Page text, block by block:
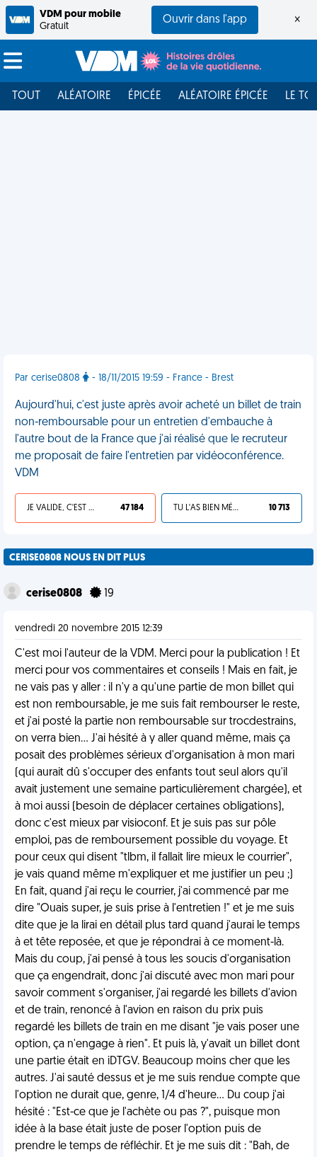
VDM pour mobile
Gratuit
Ouvrir dans l'app ×
TOUT ALÉATOIRE ÉPICÉE ALÉATOIRE ÉPICÉE LE
Par cerise0808 - 18/11/2015 19:59 - France - Brest
Aujourd'hui, c'est juste après avoir acheté un billet de train
non-remboursable pour un entretien d'embauche à
l'autre bout de la France que j'ai réalisé que le recruteur
me proposait de faire l'entretien par vidéoconférence.
VDM
JE VALIDE, C'EST UNE VDM 47 184 TU L'AS BIEN MÉRITÉ 10 713
CERISE0808 NOUS EN DIT PLUS
cerise0808 19
vendredi 20 novembre 2015 12:39
C'est moi l'auteur de la VDM. Merci pour la publication ! Et
merci pour vos commentaires et conseils ! Mais en fait, je
ne vais pas y aller : il n'y a qu'une partie de mon billet qui
est non remboursable, je me suis fait rembourser le reste,
et j'ai posté la partie non remboursable sur trocdestrains,
on verra bien... J'ai hésité à y aller quand même, mais ça
posait des problèmes sérieux d'organisation à mon mari
(qui aurait dû s'occuper des enfants tout seul alors qu'il
avait justement une semaine particulièrement chargée), et
à moi aussi (besoin de déplacer certaines obligations),
donc c'est mieux par visioconf. Et je suis pas sur pôle
emploi, pas de remboursement possible du voyage. Et
pour ceux qui disent "tlbm, il fallait lire mieux le courrier",
je vais quand même m'expliquer et me justifier un peu ;)
En fait, quand j'ai reçu le courrier, j'ai commencé par me
dire "Ouais super, je suis prise à l'entretien !" et je me suis
dite que je la lirai en détail plus tard quand j'aurai le temps
à et tête reposée, et que je répondrai à ce moment-là.
Mais du coup, j'ai pensé à tous les soucis d'organisation
que ça engendrait, donc j'ai discuté avec mon mari pour
savoir comment s'organiser, j'ai regardé les billets d'avion
et de train, renoncé à l'avion en raison du prix puis
regardé les billets de train en me disant "je vais poser une
option, ça n'engage à rien". Et puis là, y'avait un billet dont
une partie était en iDTGV. Beaucoup moins cher que les
autres. J'ai sauté dessus et je me suis rendue compte que
l'option ne durait que, genre, 1/4 d'heure... Du coup j'ai
hésité : "Est-ce que je l'achète ou pas ?", puisque mon
idée à la base était juste de poser l'option puis de
prendre le temps de réfléchir. Et je me suis dit : "Bah, de